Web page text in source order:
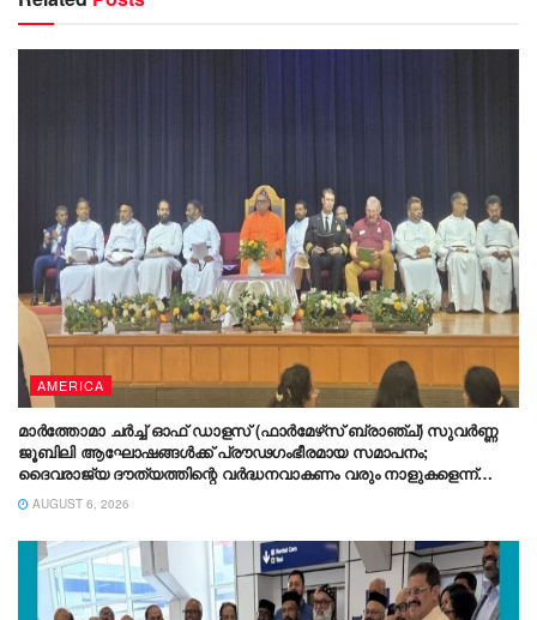
AMERICA
മാർത്തോമാ ചർച്ച് ഓഫ് ഡാളസ് (ഫാർമേഴ്‌സ് ബ്രാഞ്ച്) സുവർണ്ണ
ജൂബിലി ആഘോഷങ്ങൾക്ക് പ്രൗഢഗംഭീരമായ സമാപനം;
ദൈവരാജ്യ ദൗത്യത്തിന്റെ വർദ്ധനവാകണം വരും നാളുകളെന്ന്
ഡോ. തിയോഡോഷ്യസ് മാർത്തോമാ മെത്രാപ്പോലീത്ത
AUGUST 6, 2026